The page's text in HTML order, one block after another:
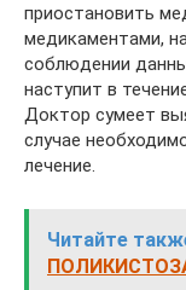
приостановить
медикаментами,
соблюдении
наступит в
Доктор сумеет
случае
лечение.
Читайте